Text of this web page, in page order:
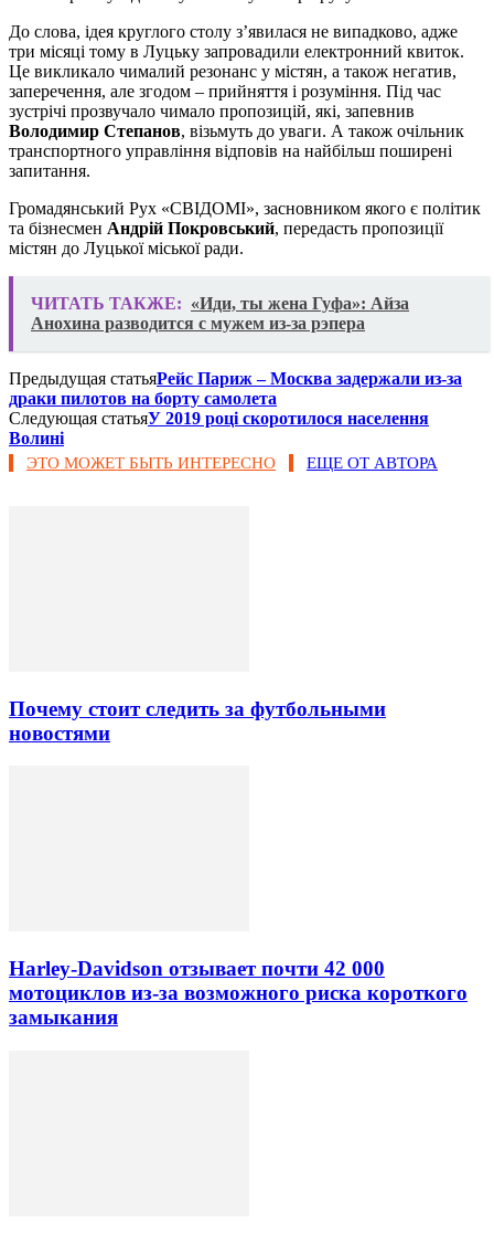
До слова, ідея круглого столу з’явилася не випадково, адже
три місяці тому в Луцьку запровадили електронний квиток.
Це викликало чималий резонанс у містян, а також негатив,
заперечення, але згодом – прийняття і розуміння. Під час
зустрічі прозвучало чимало пропозицій, які, запевнив
Володимир Степанов, візьмуть до уваги. А також очільник
транспортного управління відповів на найбільш поширені
запитання.
Громадянський Рух «СВІДОМІ», засновником якого є політик
та бізнесмен Андрій Покровський, передасть пропозиції
містян до Луцької міської ради.
ЧИТАТЬ ТАКЖЕ: «Иди, ты жена Гуфа»: Айза
Анохина разводится с мужем из-за рэпера
Предыдущая статьяРейс Париж – Москва задержали из-за
драки пилотов на борту самолета
Следующая статьяУ 2019 році скоротилося населення
Волині
ЭТО МОЖЕТ БЫТЬ ИНТЕРЕСНО ЕЩЕ ОТ АВТОРА
Почему стоит следить за футбольными
новостями
Harley-Davidson отзывает почти 42 000
мотоциклов из-за возможного риска короткого
замыкания